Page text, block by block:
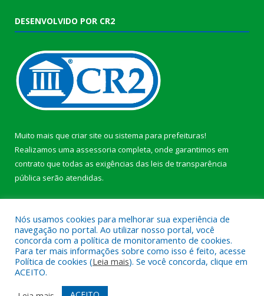
DESENVOLVIDO POR CR2
Muito mais que criar site ou sistema para prefeituras!
Realizamos uma assessoria completa, onde garantimos em
contrato que todas as exigências das leis de transparência
pública serão atendidas.
Todos os direitos reservados a Câmara Municipal de Anajás.
Mapa do Site Acessar Área Administrativa
Nós usamos cookies para melhorar sua experiência de
navegação no portal. Ao utilizar nosso portal, você
concorda com a política de monitoramento de cookies.
Para ter mais informações sobre como isso é feito, acesse
Política de cookies (Leia mais). Se você concorda, clique em
ACEITO.